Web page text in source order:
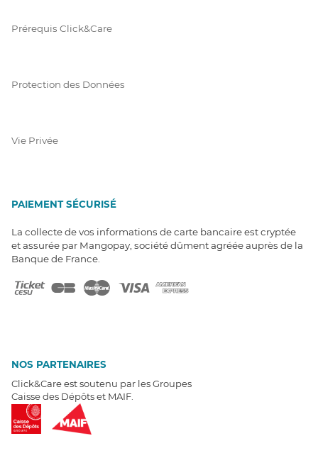
Prérequis Click&Care
Protection des Données
Vie Privée
PAIEMENT SÉCURISÉ
La collecte de vos informations de carte bancaire est cryptée
et assurée par Mangopay, société dûment agréée auprès de la
Banque de France.
NOS PARTENAIRES
Click&Care est soutenu par les Groupes
Caisse des Dépôts et MAIF.